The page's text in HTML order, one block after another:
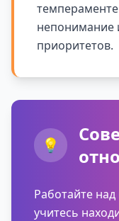
непонимание
приоритетов.
💡
Работайте
учитесь